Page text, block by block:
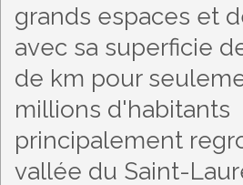
grands espaces et
avec sa superficie
de km pour
millions d'habitants
principalement
vallée du Saint-